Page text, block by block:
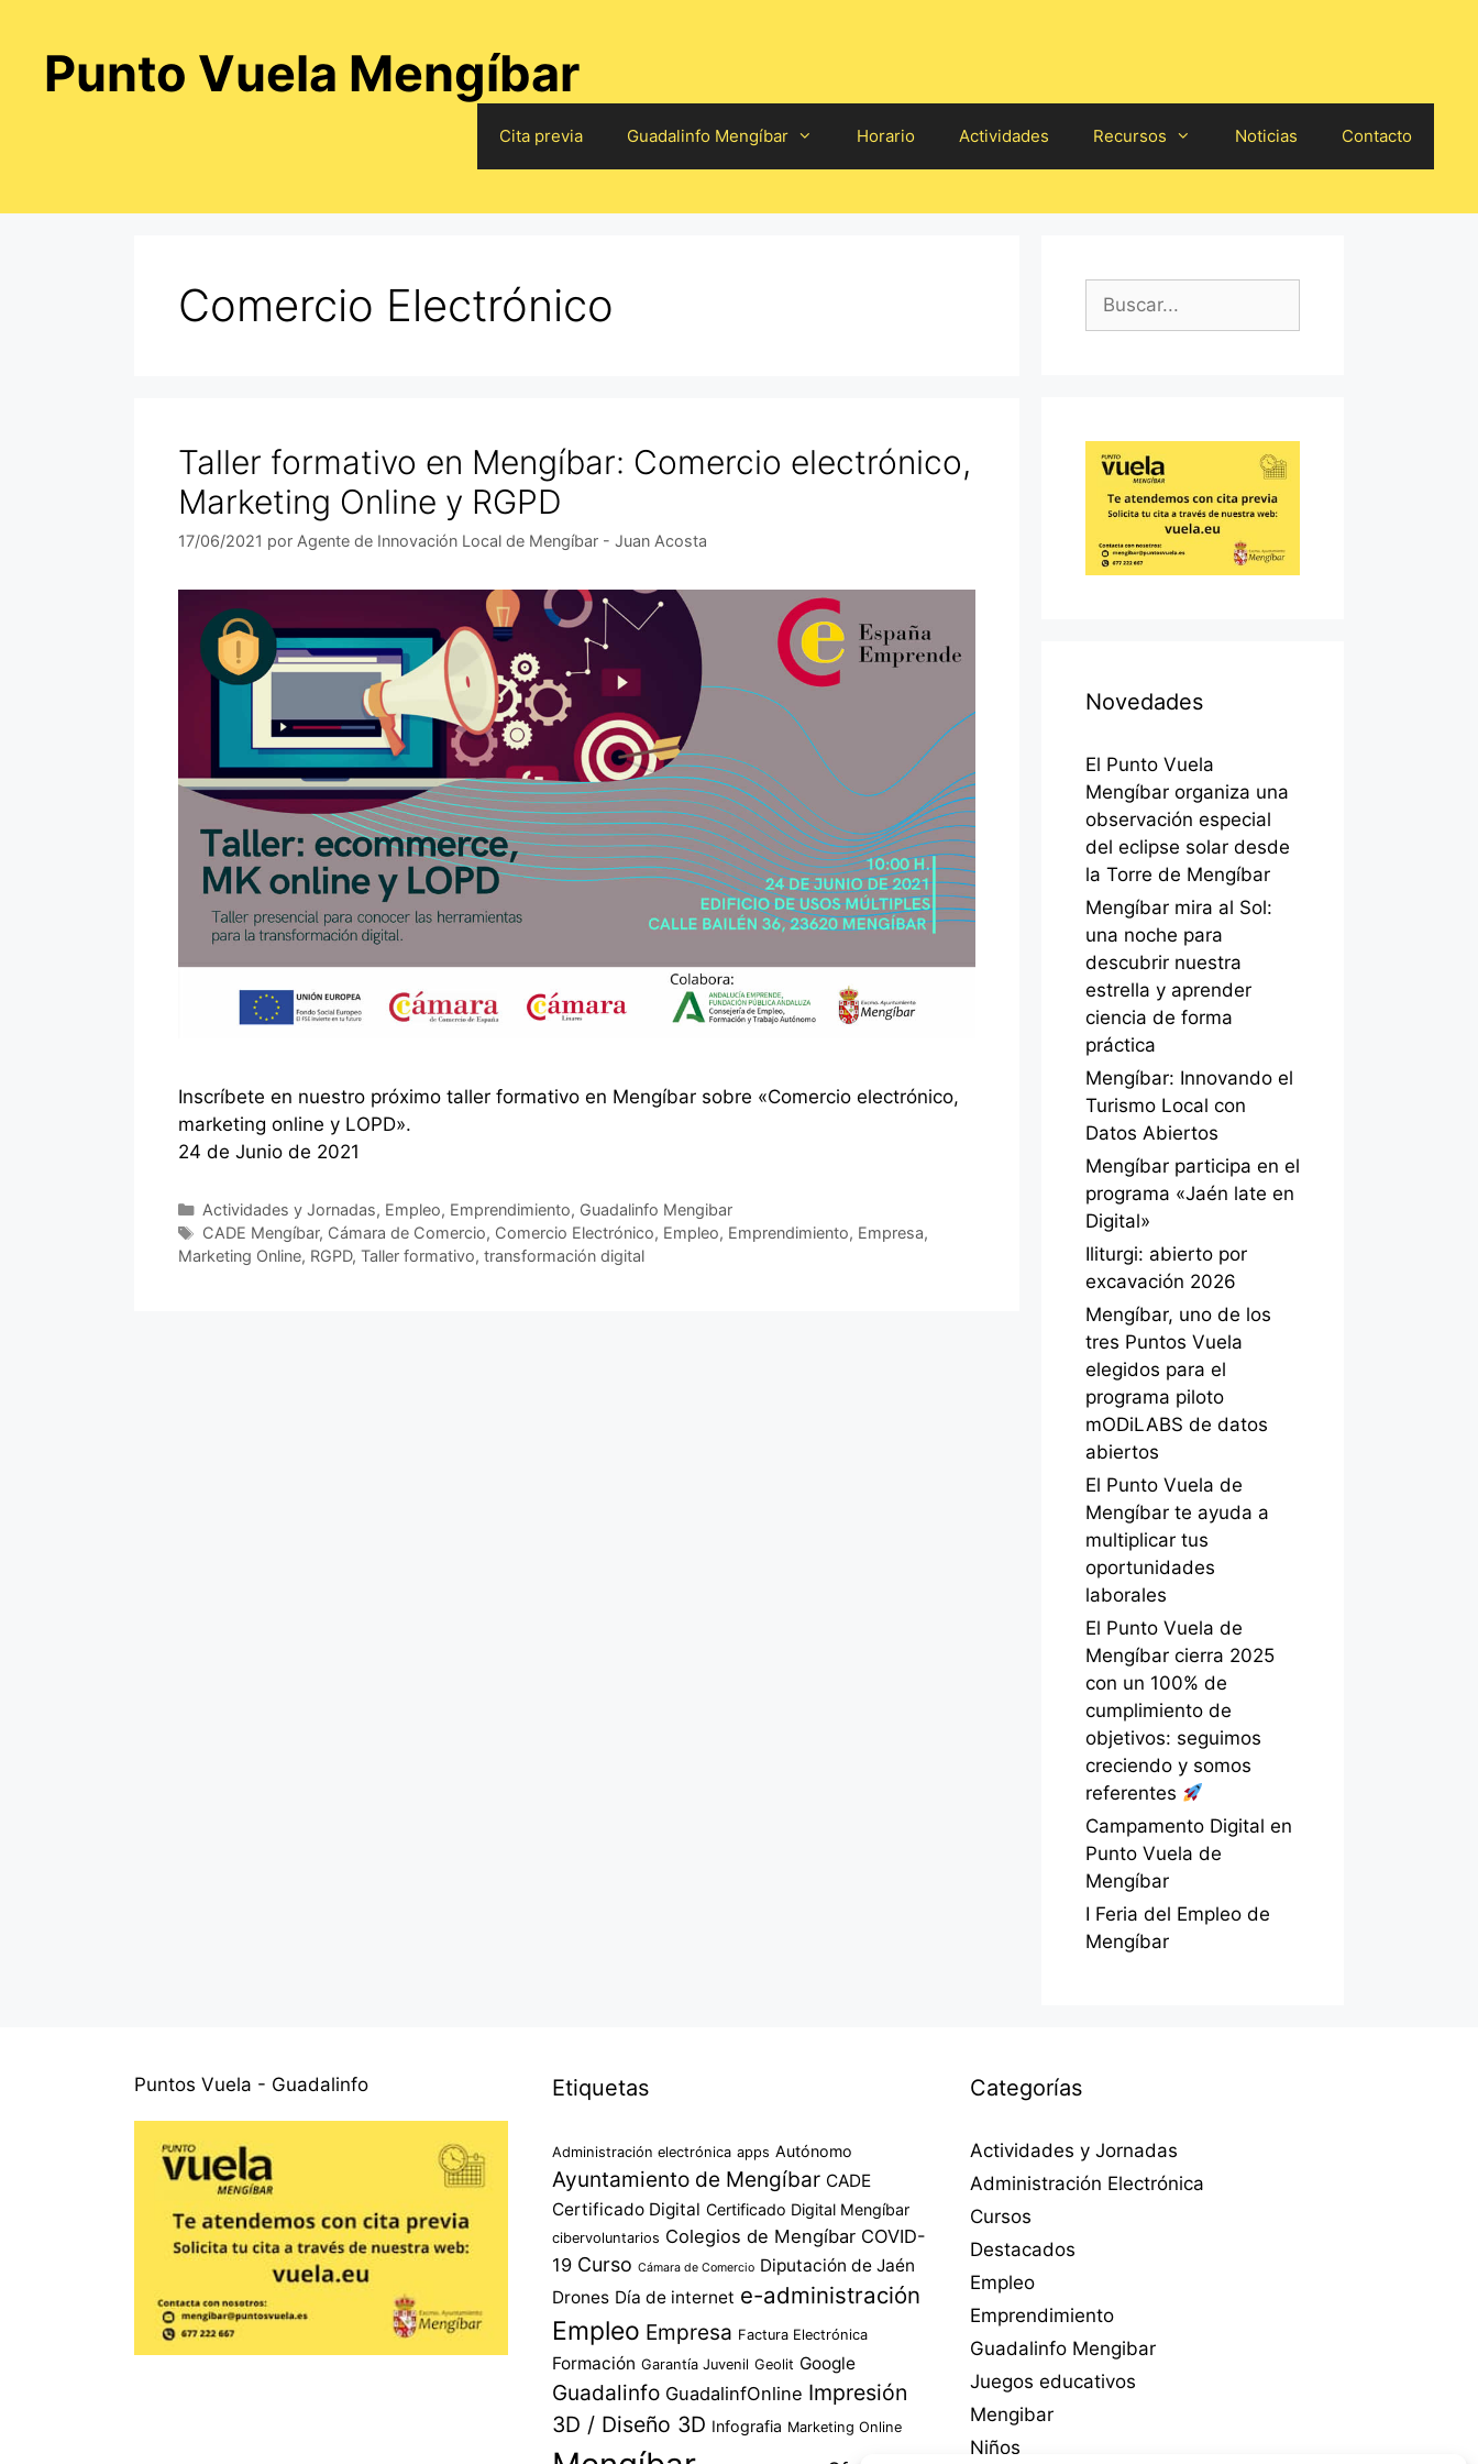
contenidoPunto Vuela Mengíbar
Cita previa Guadalinfo Mengíbar Horario Actividades Recursos Noticias Contacto
Comercio Electrónico
Taller formativo en Mengíbar: Comercio electrónico,
Marketing Online y RGPD
17/06/2021 por Agente de Innovación Local de Mengíbar - Juan Acosta
Inscríbete en nuestro próximo taller formativo en Mengíbar sobre «Comercio electrónico,
marketing online y LOPD».
24 de Junio de 2021
Categorías
Actividades y Jornadas, Empleo, Emprendimiento, Guadalinfo Mengibar
Etiquetas
CADE Mengíbar, Cámara de Comercio, Comercio Electrónico, Empleo, Emprendimiento, Empresa,
Marketing Online, RGPD, Taller formativo, transformación digital
Buscar:
Novedades
El Punto Vuela
Mengíbar organiza una
observación especial
del eclipse solar desde
la Torre de Mengíbar
Mengíbar mira al Sol:
una noche para
descubrir nuestra
estrella y aprender
ciencia de forma
práctica
Mengíbar: Innovando el
Turismo Local con
Datos Abiertos
Mengíbar participa en el
programa «Jaén late en
Digital»
Iliturgi: abierto por
excavación 2026
Mengíbar, uno de los
tres Puntos Vuela
elegidos para el
programa piloto
mODiLABS de datos
abiertos
El Punto Vuela de
Mengíbar te ayuda a
multiplicar tus
oportunidades
laborales
El Punto Vuela de
Mengíbar cierra 2025
con un 100% de
cumplimiento de
objetivos: seguimos
creciendo y somos
referentes
Campamento Digital en
Punto Vuela de
Mengíbar
I Feria del Empleo de
Mengíbar
Puntos Vuela - Guadalinfo Etiquetas
Administración electrónica apps Autónomo
Ayuntamiento de Mengíbar CADE
Certificado Digital Certificado Digital Mengíbar
cibervoluntarios Colegios de Mengíbar COVID-
19 Curso Cámara de Comercio Diputación de Jaén
Drones Día de internet e-administración
Empleo Empresa Factura Electrónica
Formación Garantía Juvenil Geolit Google
Guadalinfo GuadalinfOnline Impresión
3D / Diseño 3D Infografia Marketing Online
Categorías
Actividades y Jornadas
Administración Electrónica
Cursos
Destacados
Empleo
Emprendimiento
Guadalinfo Mengibar
Juegos educativos
Mengibar
Niños